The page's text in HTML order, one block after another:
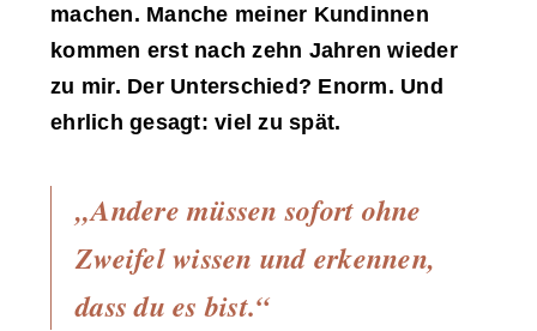
machen. Manche meiner Kundinnen
kommen erst nach zehn Jahren wieder
zu mir. Der Unterschied? Enorm. Und
ehrlich gesagt: viel zu spät.
„Andere müssen sofort ohne
Zweifel wissen und erkennen,
dass du es bist.“